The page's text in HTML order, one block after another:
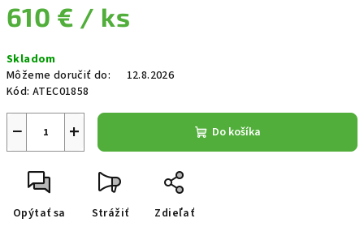
610 € / ks
Skladom
Môžeme doručiť do:
12.8.2026
Kód: ATEC01858
+
− Do košíka
Opýtať sa Strážiť Zdieľať